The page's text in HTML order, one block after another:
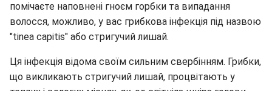
помічаєте наповнені гноєм горбки та випадання
волосся, можливо, у вас грибкова інфекція під назвою
"tinea capitis" або стригучий лишай.
Ця інфекція відома своїм сильним свербінням. Грибки,
що викликають стригучий лишай, процвітають у